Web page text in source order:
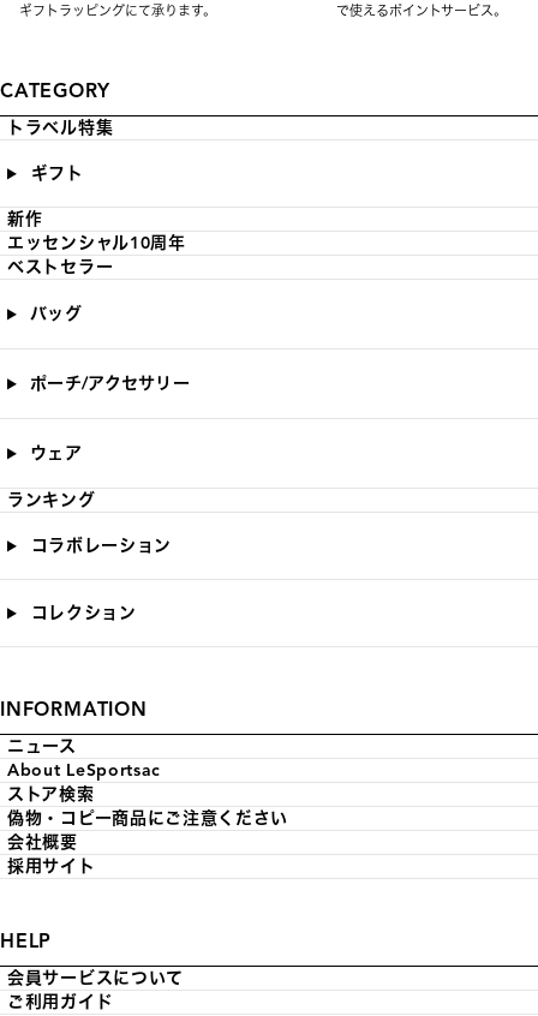
ギフトラッピングにて承ります。
で使えるポイントサービス。
CATEGORY
トラベル特集
ギフト
新作
エッセンシャル10周年
ベストセラー
バッグ
ポーチ/アクセサリー
ウェア
ランキング
コラボレーション
コレクション
INFORMATION
ニュース
About LeSportsac
ストア検索
偽物・コピー商品にご注意ください
会社概要
採用サイト
HELP
会員サービスについて
ご利用ガイド